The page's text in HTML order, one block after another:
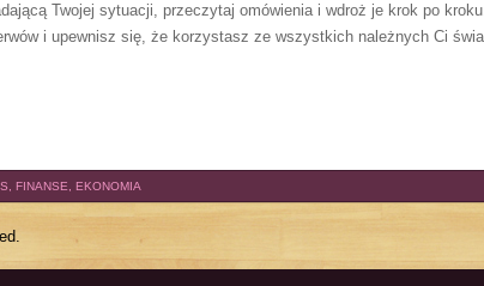
Twojej sytuacji, przeczytaj omówienia i wdroż je krok po
i upewnisz się, że korzystasz ze wszystkich należnych Ci
FINANSE, EKONOMIA